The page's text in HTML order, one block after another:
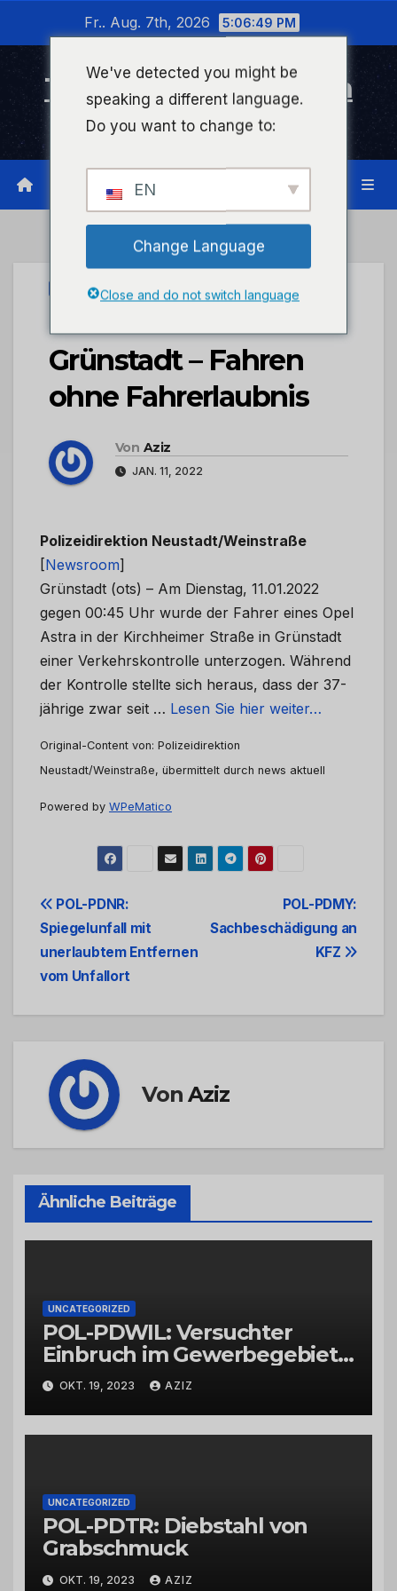
wechseln
Fr.. Aug. 7th, 2026 5:06:50 PM
Timeline Bad Kreuznach
Infonetzwerk für Bad Kreuznach
UNCATEGORIZED
POL-PDNW: PI
Grünstadt – Fahren
ohne Fahrerlaubnis
Von Aziz
JAN. 11, 2022
Polizeidirektion Neustadt/Weinstraße
[Newsroom]
Grünstadt (ots) – Am Dienstag, 11.01.2022
gegen 00:45 Uhr wurde der Fahrer eines Opel
Astra in der Kirchheimer Straße in Grünstadt
einer Verkehrskontrolle unterzogen. Während
der Kontrolle stellte sich heraus, dass der 37-
jährige zwar seit … Lesen Sie hier weiter…
Original-Content von: Polizeidirektion
Neustadt/Weinstraße, übermittelt durch news aktuell
Powered by WPeMatico
Beitrags-
Navigation
POL-PDMY:
Sachbeschädigung an
KFZ
POL-PDNR:
Spiegelunfall mit
unerlaubtem Entfernen
vom Unfallort
VonAziz
Ähnliche Beiträge
UNCATEGORIZED
POL-PDWIL: Versuchter
Einbruch im Gewerbegebiet
Wittlich
OKT. 19, 2023 AZIZ
UNCATEGORIZED
POL-PDTR: Diebstahl von
Grabschmuck
OKT. 19, 2023 AZIZ
We've detected you might be
speaking a different language.
Do you want to change to:
EN
Change Language
Close and do not switch language